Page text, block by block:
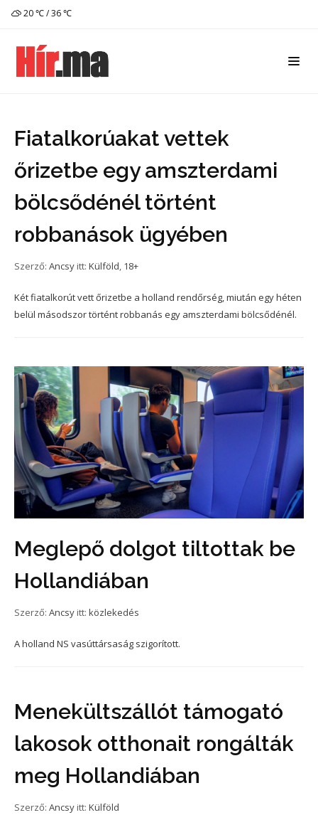
20 ℃ / 36 ℃
Fiatalkorúakat vettek
őrizetbe egy amszterdami
bölcsődénél történt
robbanások ügyében
Szerző: Ancsy itt: Külföld, 18+
Két fiatalkorút vett őrizetbe a holland rendőrség, miután egy héten
belül másodszor történt robbanás egy amszterdami bölcsődénél.
Meglepő dolgot tiltottak be
Hollandiában
Szerző: Ancsy itt: közlekedés
A holland NS vasúttársaság szigorított.
Menekültszállót támogató
lakosok otthonait rongálták
meg Hollandiában
Szerző: Ancsy itt: Külföld